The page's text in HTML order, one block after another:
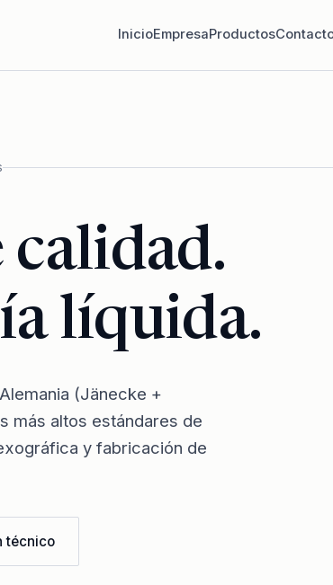
InicioEmpresaProductos
calidad.
líquida.
(Jänecke +
más altos estándares de
y fabricación de
técnico